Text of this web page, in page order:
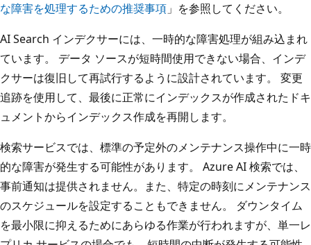
な障害を処理するための推奨事項 」を参照してください。
AI Search インデクサーには、一時的な障害処理が組み込まれ
ています。 データ ソースが短時間使用できない場合、インデ
クサーは復旧して再試行するように設計されています。 変更
追跡を使用して、最後に正常にインデックスが作成されたドキ
ュメントからインデックス作成を再開します。
検索サービスでは、標準の予定外のメンテナンス操作中に一時
的な障害が発生する可能性があります。 Azure AI 検索では、
事前通知は提供されません。また、特定の時刻にメンテナンス
のスケジュールを設定することもできません。 ダウンタイム
を最小限に抑えるためにあらゆる作業が行われますが、単一レ